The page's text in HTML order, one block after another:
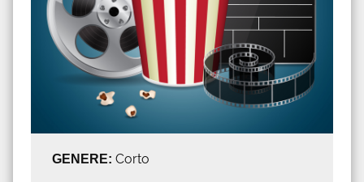
GENERE: Corto